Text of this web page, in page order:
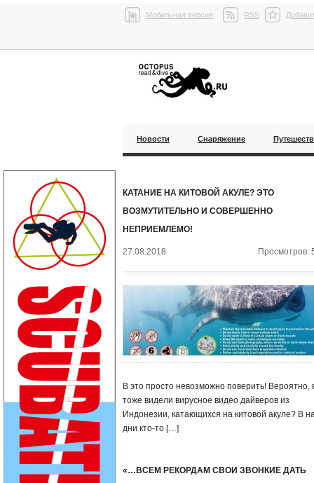
Мобильная версия RSS
Новости Снаряжение
КАТАНИЕ НА КИТОВОЙ АКУЛЕ? ЭТО
ВОЗМУТИТЕЛЬНО И СОВЕРШЕННО
НЕПРИЕМЛЕМО!
27.08.2018 Просмотров:
В это просто невозможно поверить! Вероятно,
тоже видели вирусное видео дайверов из
Индонезии, катающихся на китовой акуле? В
дни кто-то […]
«…ВСЕМ РЕКОРДАМ СВОИ ЗВОНКИЕ ДАТЬ